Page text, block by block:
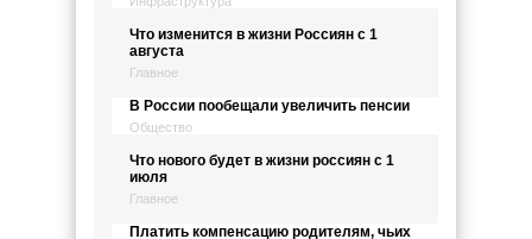
Что изменится в жизни Россиян с 1
августа
Главное
В России пообещали увеличить пенсии
Общество
Что нового будет в жизни россиян с 1
июля
Главное
Платить компенсацию родителям, чьих